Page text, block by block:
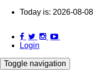
Skip
content
Today is: 2026-08-08
Login
Toggle navigation